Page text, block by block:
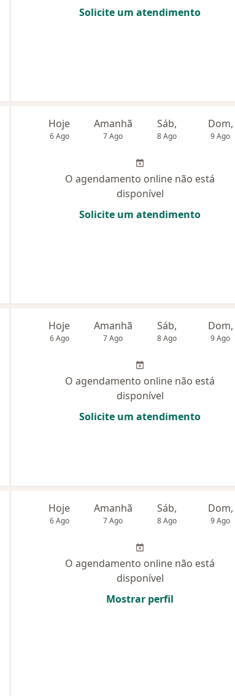
Solicite um atendimento
Hoje
6 Ago
Amanhã
7 Ago
Sáb,
8 Ago
Dom,
9 Ago
O agendamento online não está
disponível
Solicite um atendimento
Hoje
6 Ago
Amanhã
7 Ago
Sáb,
8 Ago
Dom,
9 Ago
O agendamento online não está
disponível
Solicite um atendimento
Hoje
6 Ago
Amanhã
7 Ago
Sáb,
8 Ago
Dom,
9 Ago
O agendamento online não está
disponível
Mostrar perfil